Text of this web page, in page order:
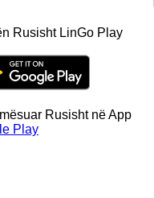
Rusisht LinGo Play
Rusisht në App
Play